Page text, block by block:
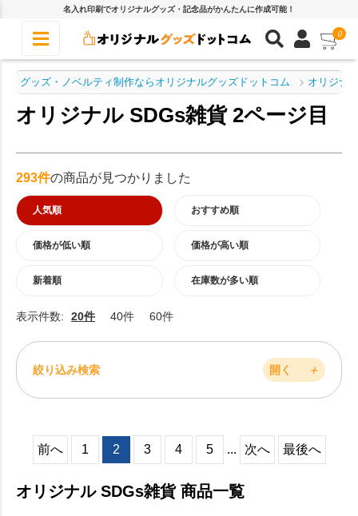
名入れ印刷でオリジナルグッズ・記念品がかんたんに作成可能！
0
グッズ・ノベルティ制作ならオリジナルグッズドットコム オリジナ
オリジナル SDGs雑貨 2ページ目
293件の商品が見つかりました
人気順 おすすめ順
価格が低い順 価格が高い順
新着順 在庫数が多い順
表示件数: 20件 40件 60件
絞り込み検索 開く ＋
前へ 1 2 3 4 5 ... 次へ 最後へ
オリジナル SDGs雑貨 商品一覧